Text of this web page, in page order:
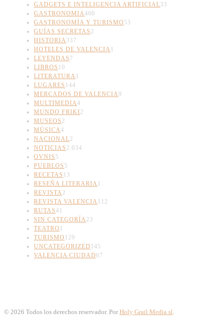
GADGETS E INTELIGENCIA ARTIFICIAL33
GASTRONOMIA400
GASTRONOMÍA Y TURISMO 53
GUÍAS SECRETAS 2
HISTORIA337
HOTELES DE VALENCIA1
LEYENDAS 7
LIBROS 10
LITERATURA1
LUGARES 144
MERCADOS DE VALENCIA9
MULTIMEDIA4
MUNDO FRIKI2
MUSEOS 2
MÚSICA4
NACIONAL2
NOTICIAS 2.034
OVNIS 5
PUEBLOS 5
RECETAS 13
RESEÑA LITERARIA1
REVISTA2
REVISTA VALENCIA112
RUTAS41
SIN CATEGORÍA23
TEATRO 1
TURISMO 129
UNCATEGORIZED 145
VALENCIA CIUDAD67
© 2026 Todos los derechos reservador. Por Holy Grail Media sl